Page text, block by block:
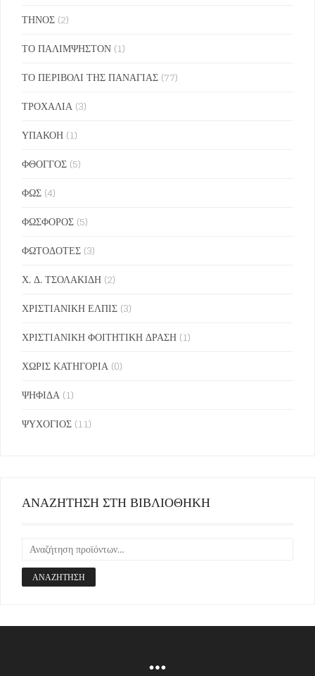
ΤΗΝΟΣ (2)
ΤΟ ΠΑΛΙΜΨΗΣΤΟΝ (1)
ΤΟ ΠΕΡΙΒΟΛΙ ΤΗΣ ΠΑΝΑΓΙΑΣ (77)
ΤΡΟΧΑΛΙΑ (3)
ΥΠΑΚΟΗ (1)
ΦΘΟΓΓΟΣ (5)
ΦΩΣ (4)
ΦΩΣΦΟΡΟΣ (5)
ΦΩΤΟΔΟΤΕΣ (3)
Χ. Δ. ΤΣΟΛΑΚΙΔΗ (2)
ΧΡΙΣΤΙΑΝΙΚΗ ΕΛΠΙΣ (3)
ΧΡΙΣΤΙΑΝΙΚΗ ΦΟΙΤΗΤΙΚΗ ΔΡΑΣΗ (1)
ΧΩΡΙΣ ΚΑΤΗΓΟΡΙΑ (0)
ΨΗΦΙΔΑ (1)
ΨΥΧΟΓΙΟΣ (11)
ΑΝΑΖΗΤΗΣΗ ΣΤΗ ΒΙΒΛΙΟΘΗΚΗ
ΑΝΑΖΉΤΗΣΗ